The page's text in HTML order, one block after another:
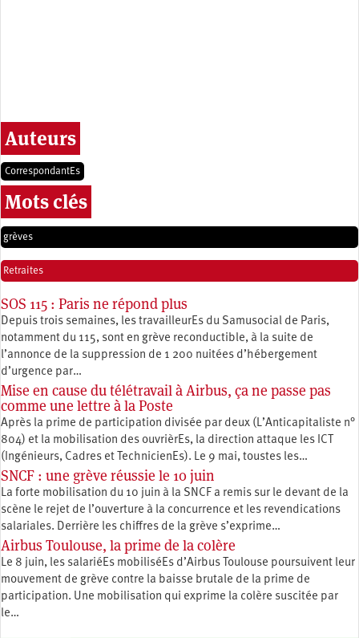
Auteurs
CorrespondantEs
Mots clés
grèves
Retraites
SOS 115 : Paris ne répond plus
Depuis trois semaines, les travailleurEs du Samusocial de Paris,
notamment du 115, sont en grève reconductible, à la suite de
l’annonce de la suppression de 1 200 nuitées d’hébergement
d’urgence par…
Mise en cause du télétravail à Airbus, ça ne passe pas
comme une lettre à la Poste
Après la prime de participation divisée par deux (L’Anticapitaliste n°
804) et la mobilisation des ouvrièrEs, la direction attaque les ICT
(Ingénieurs, Cadres et TechnicienEs). Le 9 mai, toustes les…
SNCF : une grève réussie le 10 juin
La forte mobilisation du 10 juin à la SNCF a remis sur le devant de la
scène le rejet de l’ouverture à la concurrence et les revendications
salariales. Derrière les chiffres de la grève s’exprime…
Airbus Toulouse, la prime de la colère
Le 8 juin, les salariéEs mobiliséEs d’Airbus Toulouse poursuivent leur
mouvement de grève contre la baisse brutale de la prime de
participation. Une mobilisation qui exprime la colère suscitée par
le…